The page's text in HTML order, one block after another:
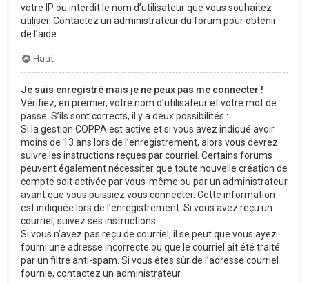
votre IP ou interdit le nom d’utilisateur que vous souhaitez
utiliser. Contactez un administrateur du forum pour obtenir
de l’aide.
Haut
Je suis enregistré mais je ne peux pas me connecter !
Vérifiez, en premier, votre nom d’utilisateur et votre mot de
passe. S’ils sont corrects, il y a deux possibilités :
Si la gestion COPPA est active et si vous avez indiqué avoir
moins de 13 ans lors de l’enregistrement, alors vous devrez
suivre les instructions reçues par courriel. Certains forums
peuvent également nécessiter que toute nouvelle création de
compte soit activée par vous-même ou par un administrateur
avant que vous puissiez vous connecter. Cette information
est indiquée lors de l’enregistrement. Si vous avez reçu un
courriel, suivez ses instructions.
Si vous n’avez pas reçu de courriel, il se peut que vous ayez
fourni une adresse incorrecte ou que le courriel ait été traité
par un filtre anti-spam. Si vous êtes sûr de l’adresse courriel
fournie, contactez un administrateur.